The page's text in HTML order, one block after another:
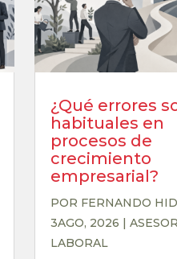
¿Qué errores
habituales en
procesos de
crecimiento
empresarial?
POR FERNANDO
3AGO, 2026 |
LABORAL